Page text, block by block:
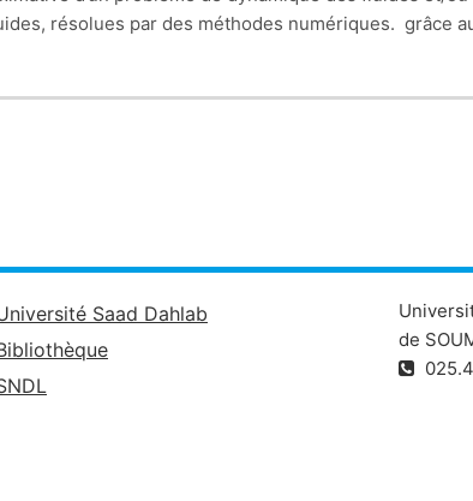
résolues par des méthodes numériques. grâce
Saad Dahlab
de